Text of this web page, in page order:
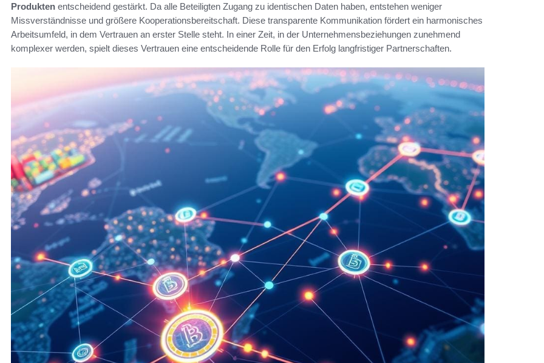
Produkten entscheidend gestärkt. Da alle Beteiligten Zugang zu identischen Daten haben, entstehen weniger
Missverständnisse und größere Kooperationsbereitschaft. Diese transparente Kommunikation fördert ein harmonisches
Arbeitsumfeld, in dem Vertrauen an erster Stelle steht. In einer Zeit, in der Unternehmensbeziehungen zunehmend
komplexer werden, spielt dieses Vertrauen eine entscheidende Rolle für den Erfolg langfristiger Partnerschaften.